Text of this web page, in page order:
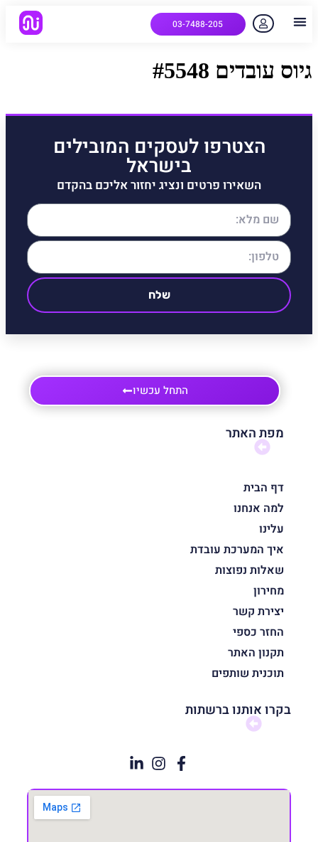
03-7488-205
גיוס עובדים #5548
הצטרפו לעסקים המובילים
בישראל
השאירו פרטים ונציג יחזור אליכם בהקדם
שלח
התחל עכשיו
מפת האתר
דף הבית
למה אנחנו
עלינו
איך המערכת עובדת
שאלות נפוצות
מחירון
יצירת קשר
החזר כספי
תקנון האתר
תוכנית שותפים
בקרו אותנו ברשתות